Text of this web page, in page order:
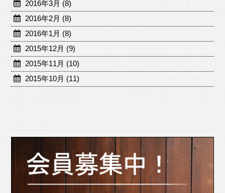
2016年3月 (8)
2016年2月 (8)
2016年1月 (8)
2015年12月 (9)
2015年11月 (10)
2015年10月 (11)